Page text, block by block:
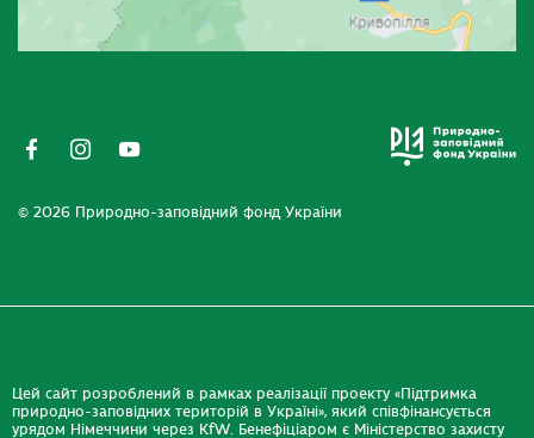
© 2026 Природно-заповідний фонд України
Цей сайт розроблений в рамках реалізації проекту «Підтримка
природно-заповідних територій в Україні», який співфінансується
урядом Німеччини через KfW. Бенефіціаром є Міністерство захисту